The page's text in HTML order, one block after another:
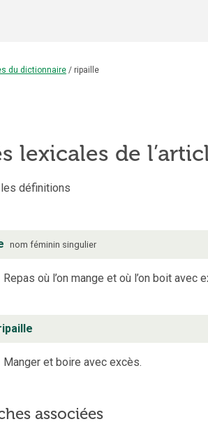
du dictionnaire / ripaille
lexicales de
définitions
nom féminin singulier
Repas où l’on mange et où l’on boit avec
Manger et boire avec excès.
associées